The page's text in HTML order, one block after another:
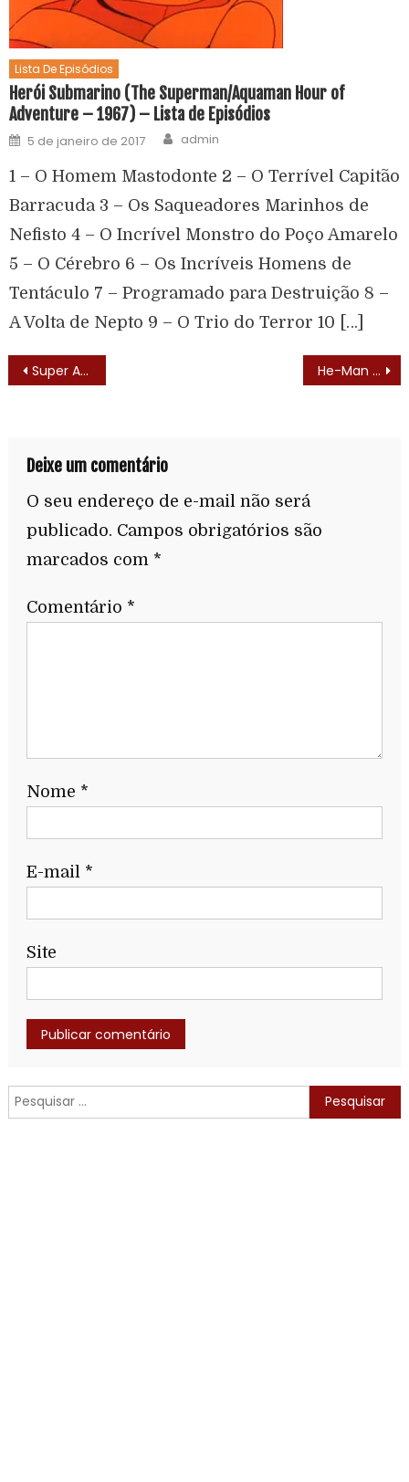
Lista De Episódios
Herói Submarino (The Superman/Aquaman Hour of
Adventure – 1967) – Lista de Episódios
5 de janeiro de 2017 admin
1 – O Homem Mastodonte 2 – O Terrível Capitão
Barracuda 3 – Os Saqueadores Marinhos de
Nefisto 4 – O Incrível Monstro do Poço Amarelo
5 – O Cérebro 6 – Os Incríveis Homens de
Tentáculo 7 – Programado para Destruição 8 –
A Volta de Nepto 9 – O Trio do Terror 10 […]
Super Amigos (The Super Powers Team: Galactic Guardians – 1985) He-Man ganhará episódio inédito na San Diego Comic-Con 2016
Deixe um comentário
O seu endereço de e-mail não será
publicado. Campos obrigatórios são
marcados com *
Comentário *
Nome *
E-mail *
Site